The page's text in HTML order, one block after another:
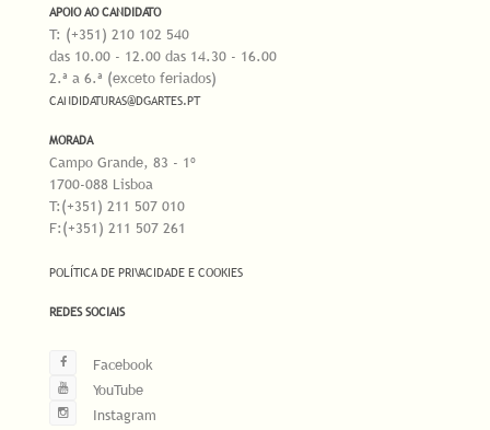
APOIO AO CANDIDATO
T: (+351) 210 102 540
das 10.00 - 12.00 das 14.30 - 16.00
2.ª a 6.ª (exceto feriados)
CANDIDATURAS@DGARTES.PT
MORADA
Campo Grande, 83 - 1º
1700-088 Lisboa
T:(+351) 211 507 010
F:(+351) 211 507 261
POLÍTICA DE PRIVACIDADE E COOKIES
REDES SOCIAIS
Facebook
YouTube
Instagram